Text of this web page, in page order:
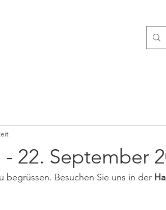
- 22. September
begrüssen. Besuchen Sie uns in der